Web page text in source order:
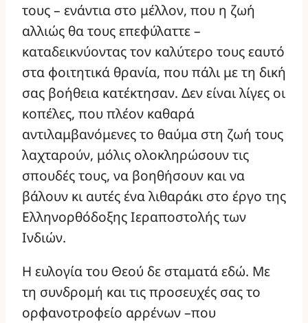
τους – ενάντια στο μέλλον, που η ζωή
αλλιώς θα τους επεφύλαττε –
καταδεικνύοντας τον καλύτερο τους εαυτό
στα φοιτητικά θρανία, που πάλι με τη δική
σας βοήθεια κατέκτησαν. Δεν είναι λίγες οι
κοπέλες, που πλέον καθαρά
αντιλαμβανόμενες το θαύμα στη ζωή τους
λαχταρούν, μόλις ολοκληρώσουν τις
σπουδές τους, να βοηθήσουν και να
βάλουν κι αυτές ένα λιθαράκι στο έργο της
Ελληνορθόδοξης Ιεραποστολής των
Ινδιών.
Η ευλογία του Θεού δε σταματά εδώ. Με
τη συνδρομή και τις προσευχές σας το
ορφανοτροφείο αρρένων –που